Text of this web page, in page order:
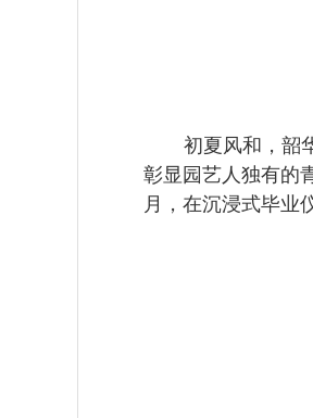
初夏风和，韶
彰显园艺人独有的
月，在沉浸式毕业